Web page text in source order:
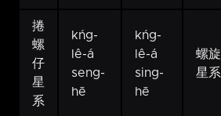
捲
螺
仔
星
系
kńg-
lê-á
seng-
hē
kńg-
lê-á
sing-
hē
螺旋
星系